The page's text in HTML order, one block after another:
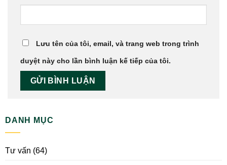
Lưu tên của tôi, email, và trang web trong trình
duyệt này cho lần bình luận kế tiếp của tôi.
DANH MỤC
Tư vấn (64)